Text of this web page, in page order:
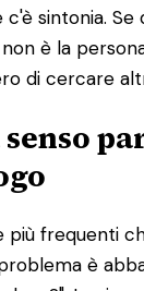
sintonia.
è la
di cercare
più frequenti
è